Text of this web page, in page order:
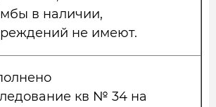
в наличии,
не имеют.
кв № 34 на